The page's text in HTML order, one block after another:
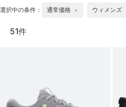
選択中の条件： 通常価格 ウィメンズ
51件